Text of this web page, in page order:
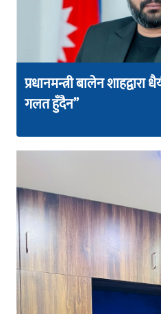
प्रधानमन्त्री बालेन शाहद्वारा
गलत हुँदैन”